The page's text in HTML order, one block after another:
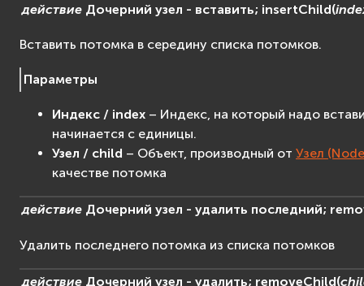
действие Дочерний узел - вставить; insertChild(
Вставить потомка в середину списка потомков.
Параметры
Индекс / index – Индекс, на который надо
начинается с единицы.
Узел / child – Объект, производный от Узел
качестве потомка
действие Дочерний узел - удалить последний;
Удалить последнего потомка из списка потомков
действие Дочерний узел - удалить; removeChild(